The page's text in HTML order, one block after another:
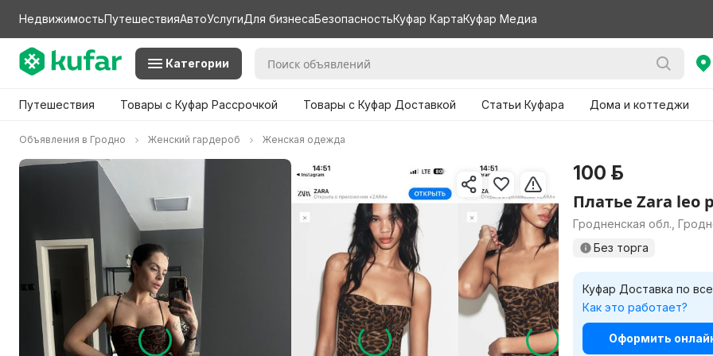
НедвижимостьПутешествияАвтоУслугиДля бизнесаБезопасностьКуфар КартаКуфар Медиа
Категории
Путешествия Товары с Куфар Рассрочкой Товары с Куфар Доставкой Статьи Куфара Дома и коттеджи
Объявления в Гродно Женский гардероб Женская одежда
Нужно
100 р.
Платье Zara leo
Гродненская обл.,
Без торга
Куфар Доставка по
Как это работает?
Оформить